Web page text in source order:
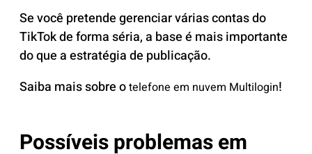
Se você pretende gerenciar várias contas do
TikTok de forma séria, a base é mais importante
do que a estratégia de publicação.
Saiba mais sobreotelefone em nuvem Multilogin!
Possíveis problemas em